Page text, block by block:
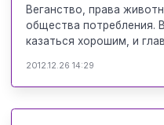
Веганство, права
общества потребления.
казаться хорошим, и
2012.12.26 14:29